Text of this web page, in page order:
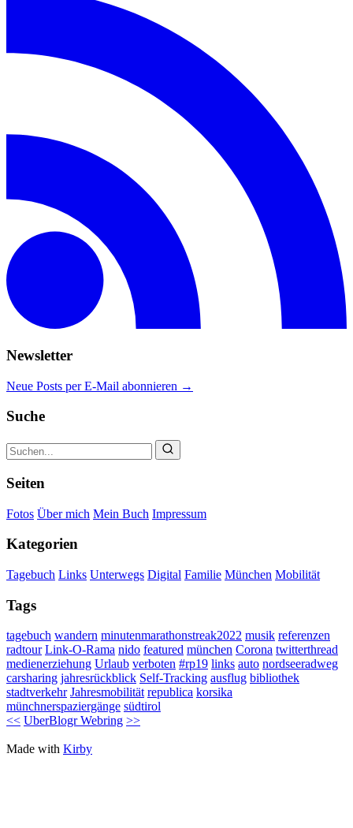
Newsletter
Neue Posts per E-Mail abonnieren →
Suche
Seiten
Fotos Über mich Mein Buch Impressum
Kategorien
Tagebuch Links Unterwegs Digital Familie München Mobilität
Tags
tagebuch wandern minutenmarathonstreak2022 musik referenzen
radtour Link-O-Rama nido featured münchen Corona twitterthread
medienerziehung Urlaub verboten #rp19 links auto nordseeradweg
carsharing jahresrückblick Self-Tracking ausflug bibliothek
stadtverkehr Jahresmobilität republica korsika
münchnerspaziergänge südtirol
<< UberBlogr Webring >>